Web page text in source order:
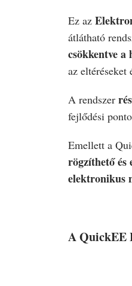
Ez az
átlátható
csökkentve a
az eltéréseket
A rendszer
fejlődési
Emellett a
rögzíthető és
elektronikus
A QuickEE